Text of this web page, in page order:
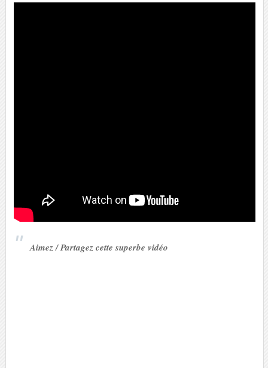
Aimez / Partagez cette superbe vidéo